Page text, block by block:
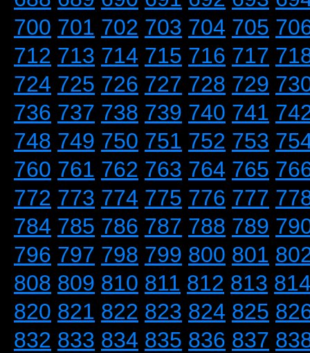
700 701 702 703 704 705
712 713 714 715 716 717
724 725 726 727 728 729
736 737 738 739 740 741
748 749 750 751 752 753
760 761 762 763 764 765
772 773 774 775 776 777
784 785 786 787 788 789
796 797 798 799 800 801
808 809 810 811 812 813
820 821 822 823 824 825
832 833 834 835 836 837